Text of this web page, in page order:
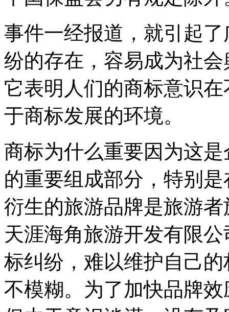
事件一经报道，就引起
纷的存在，容易成为社
它表明人们的商标意识
于商标发展的环境。
商标为什么重要因为这
的重要组成部分，特别
衍生的旅游品牌是旅游
天涯海角旅游开发有限
标纠纷，难以维护自己
不模糊。为了加快品牌